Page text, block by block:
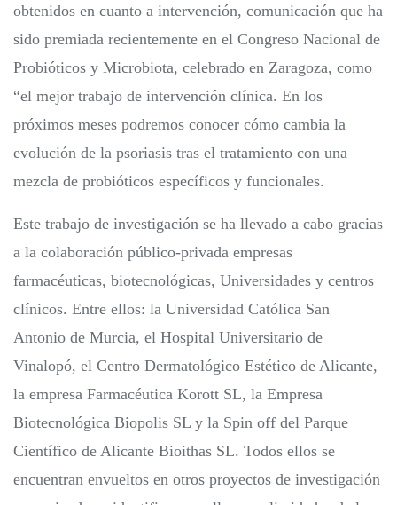
obtenidos en cuanto a intervención, comunicación que ha
sido premiada recientemente en el Congreso Nacional de
Probióticos y Microbiota, celebrado en Zaragoza, como
“el mejor trabajo de intervención clínica. En los
próximos meses podremos conocer cómo cambia la
evolución de la psoriasis tras el tratamiento con una
mezcla de probióticos específicos y funcionales.
Este trabajo de investigación se ha llevado a cabo gracias
a la colaboración público-privada empresas
farmacéuticas, biotecnológicas, Universidades y centros
clínicos. Entre ellos: la Universidad Católica San
Antonio de Murcia, el Hospital Universitario de
Vinalopó, el Centro Dermatológico Estético de Alicante,
la empresa Farmacéutica Korott SL, la Empresa
Biotecnológica Biopolis SL y la Spin off del Parque
Científico de Alicante Bioithas SL. Todos ellos se
encuentran envueltos en otros proyectos de investigación